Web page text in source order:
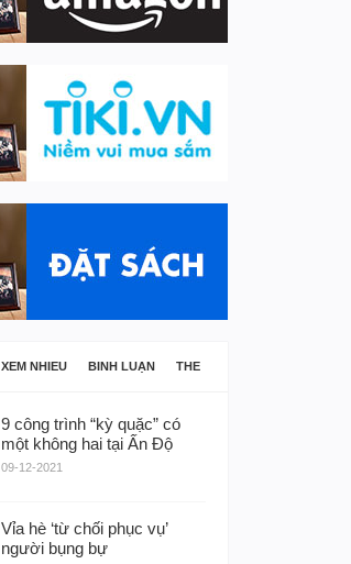
XEM NHIỀU BÌNH LUẬN THẺ
9 công trình “kỳ quặc” có
một không hai tại Ấn Độ
09-12-2021
Vỉa hè ‘từ chối phục vụ’
người bụng bự